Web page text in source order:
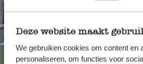
Deze website maakt
We gebruiken cookies om content en
personaliseren, om functies voor
Toujours à
Voir les 62 magasins